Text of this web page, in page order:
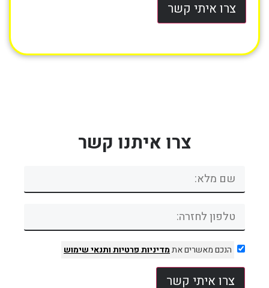
צרו איתי קשר
צרו איתנו קשר
הנכם מאשרים אתמדיניות פרטיותותנאי שימוש
צרו איתי קשר